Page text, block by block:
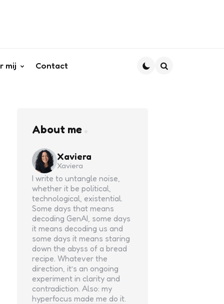
mij Contact
About me
Xaviera
Xaviera
I write to untangle noise,
whether it be political,
technological, existential.
Some days that means
decoding GenAI, some days
it means decoding us and
some days it means staring
down the abyss of a bread
recipe. Whatever the
direction, it’s an ongoing
experiment in clarity and
contradiction. Also: my
hyperfocus made me do it.